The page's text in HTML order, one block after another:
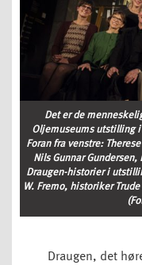
Det er de
Oljemuseums utstilling
Foran fra venstre:
Nils Gunnar
Draugen-historier i
W. Fremo, historiker
Draugen, det